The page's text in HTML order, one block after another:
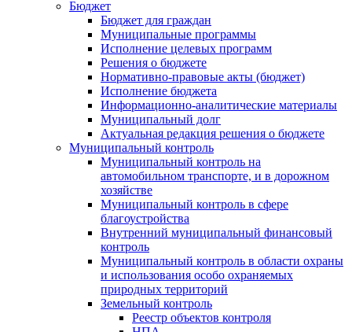
Бюджет
Бюджет для граждан
Муниципальные программы
Исполнение целевых программ
Решения о бюджете
Нормативно-правовые акты (бюджет)
Исполнение бюджета
Информационно-аналитические материалы
Муниципальный долг
Актуальная редакция решения о бюджете
Муниципальный контроль
Муниципальный контроль на
автомобильном транспорте, и в дорожном
хозяйстве
Муниципальный контроль в сфере
благоустройства
Внутренний муниципальный финансовый
контроль
Муниципальный контроль в области охраны
и использования особо охраняемых
природных территорий
Земельный контроль
Реестр объектов контроля